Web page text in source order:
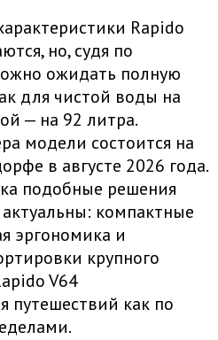
Rapido
но, судя по
ожидать полную
для чистой воды на
— на 92 литра.
модели состоится на
в августе 2026 года.
подобные решения
компактные
эргономика и
крупного
V64
путешествий как по